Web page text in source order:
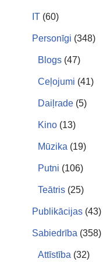
IT (60)
Personīgi (348)
Blogs (47)
Ceļojumi (41)
Daiļrade (5)
Kino (13)
Mūzika (19)
Putni (106)
Teātris (25)
Publikācijas (43)
Sabiedrība (358)
Attīstība (32)